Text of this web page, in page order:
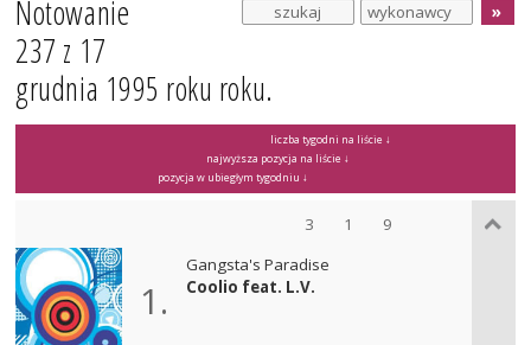
Notowanie
237 z 17
grudnia 1995 roku roku.
liczba tygodni na liście ↓
najwyższa pozycja na liście ↓
pozycja w ubiegłym tygodniu ↓
3 1 9
1.
Gangsta's Paradise
Coolio feat. L.V.